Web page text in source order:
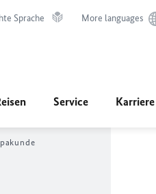
Sprache More languages
Service Karriere